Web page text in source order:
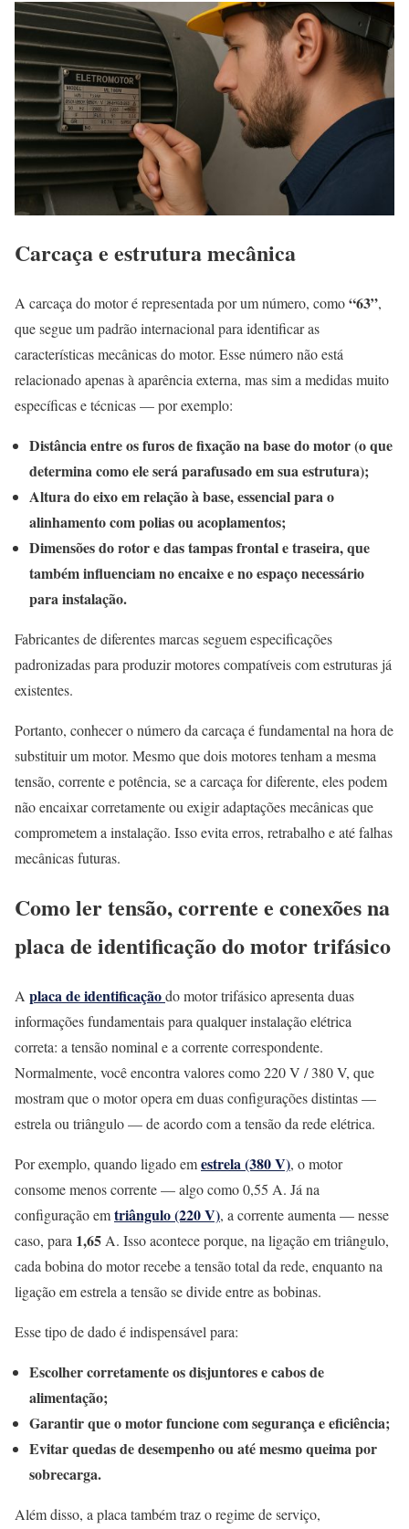
Carcaça e estrutura mecânica
A carcaça do motor é representada por um número, como“63”,
que segue um padrão internacional para identificar as
características mecânicas do motor. Esse número não está
relacionado apenas à aparência externa, mas sim a medidas muito
específicas e técnicas — por exemplo:
Distância entre os furos de fixação na base do motor (o que
determina como ele será parafusado em sua estrutura);
Altura do eixo em relação à base, essencial para o
alinhamento com polias ou acoplamentos;
Dimensões do rotor e das tampas frontal e traseira, que
também influenciam no encaixe e no espaço necessário
para instalação.
Fabricantes de diferentes marcas seguem especificações
padronizadas para produzir motores compatíveis com estruturas já
existentes.
Portanto, conhecer o número da carcaça é fundamental na hora de
substituir um motor. Mesmo que dois motores tenham a mesma
tensão, corrente e potência, se a carcaça for diferente, eles podem
não encaixar corretamente ou exigir adaptações mecânicas que
comprometem a instalação. Isso evita erros, retrabalho e até falhas
mecânicas futuras.
Como ler tensão, corrente e conexões na
placa de identificação do motor trifásico
A placa de identificaçãodo motor trifásico apresenta duas
informações fundamentais para qualquer instalação elétrica
correta: a tensão nominal e a corrente correspondente.
Normalmente, você encontra valores como 220 V / 380 V, que
mostram que o motor opera em duas configurações distintas —
estrela ou triângulo — de acordo com a tensão da rede elétrica.
Por exemplo, quando ligado emestrela (380 V), o motor
consome menos corrente — algo como 0,55 A. Já na
configuração emtriângulo (220 V), a corrente aumenta — nesse
caso, para 1,65A. Isso acontece porque, na ligação em triângulo,
cada bobina do motor recebe a tensão total da rede, enquanto na
ligação em estrela a tensão se divide entre as bobinas.
Esse tipo de dado é indispensável para:
Escolher corretamente os disjuntores e cabos de
alimentação;
Garantir que o motor funcione com segurança e eficiência;
Evitar quedas de desempenho ou até mesmo queima por
sobrecarga.
Além disso, a placa também traz o regime de serviço,